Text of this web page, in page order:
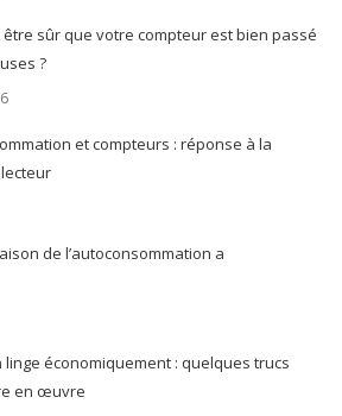
être sûr que votre compteur est bien passé
?
et compteurs : réponse à la
de l’autoconsommation a
linge économiquement : quelques trucs
en œuvre